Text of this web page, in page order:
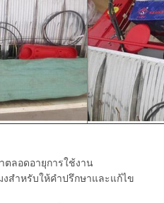
ตลอดอายุการใช้งาน
สำหรับให้คำปรึกษาและแก้ไข